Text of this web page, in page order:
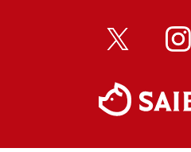
twitter